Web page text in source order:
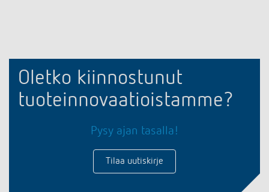
Oletko kiinnostunut
tuoteinnovaatioistamme?
Pysy ajan tasalla!
Tilaa uutiskirje